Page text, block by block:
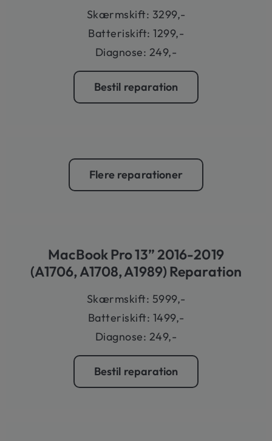
Skærmskift: 3299,-
Batteriskift: 1299,-
Diagnose: 249,-
Bestil reparation
Flere reparationer
MacBook Pro 13” 2016-2019
(A1706, A1708, A1989) Reparation
Skærmskift: 5999,-
Batteriskift: 1499,-
Diagnose: 249,-
Bestil reparation